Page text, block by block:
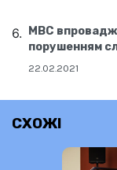
МВС
порушенням
22.02.2021
СХОЖІ